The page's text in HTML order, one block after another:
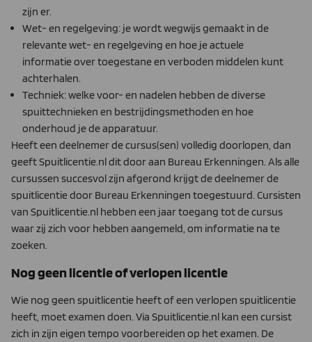
zijn er.
Wet- en regelgeving: je wordt wegwijs gemaakt in de
relevante wet- en regelgeving en hoe je actuele
informatie over toegestane en verboden middelen kunt
achterhalen.
Techniek: welke voor- en nadelen hebben de diverse
spuittechnieken en bestrijdingsmethoden en hoe
onderhoud je de apparatuur.
Heeft een deelnemer de cursus(sen) volledig doorlopen, dan
geeft Spuitlicentie.nl dit door aan Bureau Erkenningen. Als alle
cursussen succesvol zijn afgerond krijgt de deelnemer de
spuitlicentie door Bureau Erkenningen toegestuurd. Cursisten
van Spuitlicentie.nl hebben een jaar toegang tot de cursus
waar zij zich voor hebben aangemeld, om informatie na te
zoeken.
Nog geen licentie of verlopen licentie
Wie nog geen spuitlicentie heeft of een verlopen spuitlicentie
heeft, moet examen doen. Via Spuitlicentie.nl kan een cursist
zich in zijn eigen tempo voorbereiden op het examen. De